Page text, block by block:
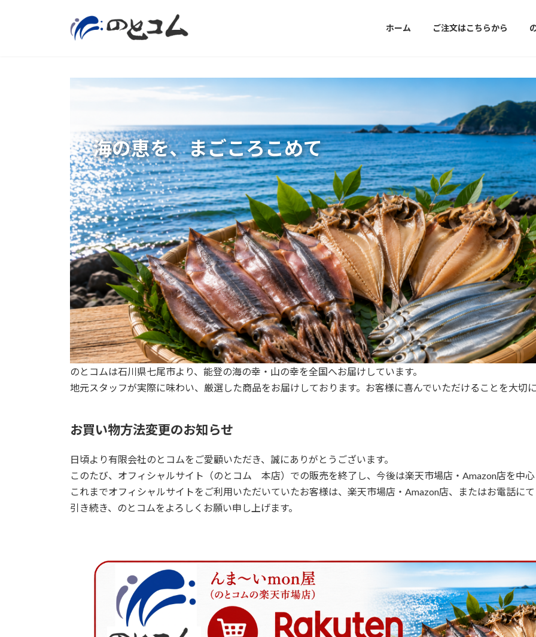
ホーム ご注文はこちらから
海の恵を、まごころこめて
のとコムは石川県七尾市より、能登の海の幸・山の幸を全国へお届けしています。
地元スタッフが実際に味わい、厳選した商品をお届けしております。お客様に喜んでいただけることを大切
お買い物方法変更のお知らせ
日頃より有限会社のとコムをご愛顧いただき、誠にありがとうございます。
このたび、オフィシャルサイト（のとコム 本店）での販売を終了し、今後は楽天市場店・Amazon店を中
これまでオフィシャルサイトをご利用いただいていたお客様は、楽天市場店・Amazon店、またはお電話に
引き続き、のとコムをよろしくお願い申し上げます。